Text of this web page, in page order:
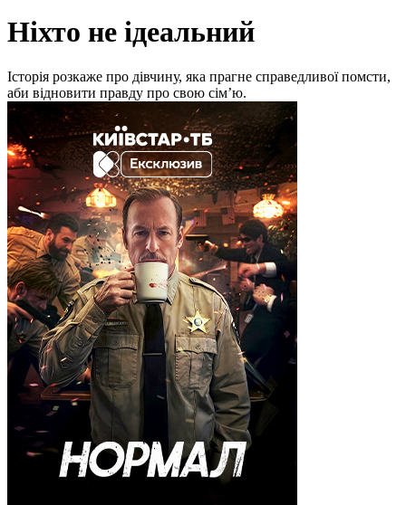
Ніхто не ідеальний
Історія розкаже про дівчину, яка прагне справедливої помсти,
аби відновити правду про свою сімʼю.